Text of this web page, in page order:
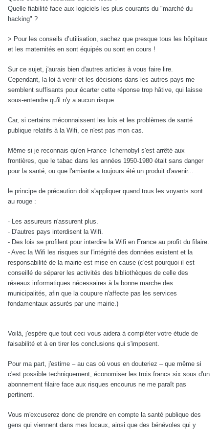
Quelle fiabilité face aux logiciels les plus courants du "marché du
hacking" ?
> Pour les conseils d’utilisation, sachez que presque tous les hôpitaux
et les maternités en sont équipés ou sont en cours !
Sur ce sujet, j'aurais bien d'autres articles à vous faire lire.
Cependant, la loi à venir et les décisions dans les autres pays me
semblent suffisants pour écarter cette réponse trop hâtive, qui laisse
sous-entendre qu'il n'y a aucun risque.
Car, si certains méconnaissent les lois et les problèmes de santé
publique relatifs à la Wifi, ce n'est pas mon cas.
Même si je reconnais qu'en France Tchernobyl s'est arrêté aux
frontières, que le tabac dans les années 1950-1980 était sans danger
pour la santé, ou que l'amiante a toujours été un produit d'avenir...
le principe de précaution doit s'appliquer quand tous les voyants sont
au rouge :
- Les assureurs n'assurent plus.
- D'autres pays interdisent la Wifi.
- Des lois se profilent pour interdire la Wifi en France au profit du filaire.
- Avec la Wifi les risques sur l'intégrité des données existent et la
responsabilité de la mairie est mise en cause (c'est pourquoi il est
conseillé de séparer les activités des bibliothèques de celle des
réseaux informatiques nécessaires à la bonne marche des
municipalités, afin que la coupure n'affecte pas les services
fondamentaux assurés par une mairie.)
Voilà, j'espère que tout ceci vous aidera à compléter votre étude de
faisabilité et à en tirer les conclusions qui s'imposent.
Pour ma part, j'estime – au cas où vous en douteriez – que même si
c'est possible techniquement, économiser les trois francs six sous d'un
abonnement filaire face aux risques encourus ne me paraît pas
pertinent.
Vous m'excuserez donc de prendre en compte la santé publique des
gens qui viennent dans mes locaux, ainsi que des bénévoles qui y